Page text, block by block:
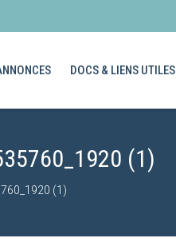
DOCS & LIENS UTILES
(1)
(1)